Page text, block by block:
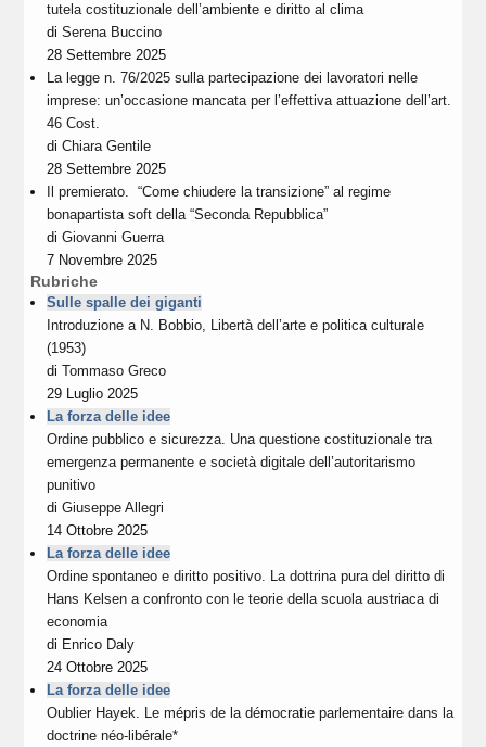
tutela costituzionale dell’ambiente e diritto al clima
diSerena Buccino
28 Settembre 2025
La legge n. 76/2025 sulla partecipazione dei lavoratori nelle
imprese: un’occasione mancata per l’effettiva attuazione dell’art.
46 Cost.
diChiara Gentile
28 Settembre 2025
Il premierato. “Come chiudere la transizione” al regime
bonapartista soft della “Seconda Repubblica”
diGiovanni Guerra
7 Novembre 2025
Rubriche
Sulle spalle dei giganti
Introduzione a N. Bobbio, Libertà dell’arte e politica culturale
(1953)
diTommaso Greco
29 Luglio 2025
La forza delle idee
Ordine pubblico e sicurezza. Una questione costituzionale tra
emergenza permanente e società digitale dell’autoritarismo
punitivo
diGiuseppe Allegri
14 Ottobre 2025
La forza delle idee
Ordine spontaneo e diritto positivo. La dottrina pura del diritto di
Hans Kelsen a confronto con le teorie della scuola austriaca di
economia
di Enrico Daly
24 Ottobre 2025
La forza delle idee
Oublier Hayek. Le mépris de la démocratie parlementaire dans la
doctrine néo-libérale*